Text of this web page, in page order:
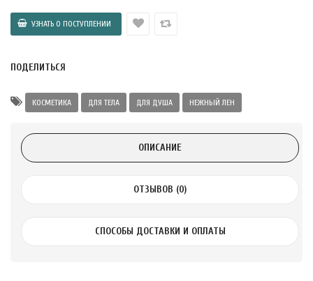
75 мл
ПОДЕЛИТЬСЯ
КОСМЕТИКА ДЛЯ ТЕЛА ДЛЯ ДУША НЕЖНЫЙ ЛЕН
ОПИСАНИЕ
ОТЗЫВОВ (0)
СПОСОБЫ ДОСТАВКИ И ОПЛАТЫ